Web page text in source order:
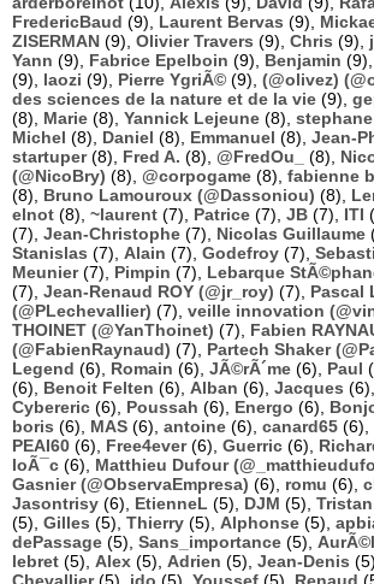
FredericBaud (9), Laurent Bervas (9),
ZISERMAN (9), Olivier Travers (9), Chris (9),
Yann (9), Fabrice Epelboin (9), Benjamin (9),
(9), laozi (9), Pierre YgriÃ© (9), (@olivez)
des sciences de la nature et de la vie (9),
(8), Marie (8), Yannick Lejeune (8), stephane
Michel (8), Daniel (8), Emmanuel (8), Jean-
startuper(8), Fred A. (8), @FredOu_ (8),
(@NicoBry) (8), @corpogame (8), fabienne
(8), Bruno Lamouroux (@Dassoniou) (8),
elnot (8), ~laurent (7), Patrice (7), JB (7), ITI
(7), Jean-Christophe (7), Nicolas Guillaume
Stanislas (7), Alain (7), Godefroy (7),
Meunier(7), Pimpin (7), Lebarque
(7), Jean-Renaud ROY (@jr_roy) (7), Pascal
(@PLechevallier) (7), veille innovation
THOINET (@YanThoinet) (7), Fabien
(@FabienRaynaud) (7), Partech Shaker
Legend (6), Romain (6), JÃ©rÃ´me (6), Paul
(6), Benoit Felten (6), Alban (6), Jacques (6),
Cybereric (6), Poussah (6), Energo (6),
boris (6), MAS (6), antoine (6), canard65 (6),
PEAI60 (6), Free4ever(6), Guerric (6),
loÃ¯c (6), Matthieu Dufour
Gasnier (@ObservaEmpresa) (6), romu (6),
Jasontrisy (6), EtienneL (5), DJM (5), Tristan
(5), Gilles (5), Thierry (5), Alphonse (5),
dePassage (5), Sans_importance (5),
lebret (5), Alex (5), Adrien (5), Jean-Denis